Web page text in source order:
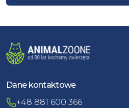
Dane kontaktowe
+48 881 600 366